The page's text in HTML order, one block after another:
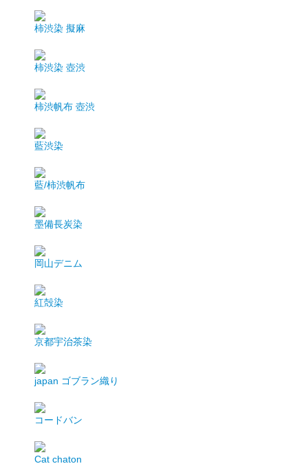
柿渋染 擬麻
柿渋染 壺渋
柿渋帆布 壺渋
藍渋染
藍/柿渋帆布
墨備長炭染
岡山デニム
紅殻染
京都宇治茶染
japan ゴブラン織り
コードバン
Cat chaton